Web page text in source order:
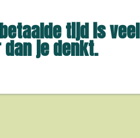
tijd is veel
dan je denkt.